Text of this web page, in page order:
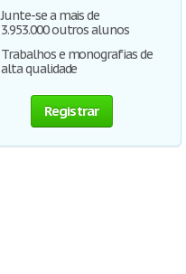
Junte-se a mais de
3.953.000 outros alunos
Trabalhos e monografias de
alta qualidade
Registrar